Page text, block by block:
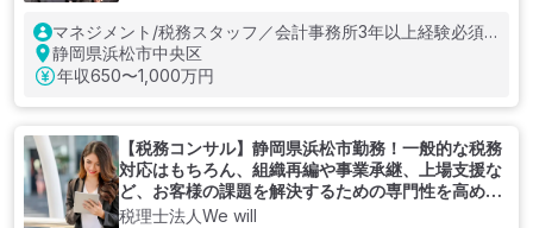
マネジメント/税務スタッフ／会計事務所3年以上経験必須
／静岡県浜松市勤務
静岡県浜松市中央区
年収650〜1,000万円
【税務コンサル】静岡県浜松市勤務！一般的な税務
対応はもちろん、組織再編や事業承継、上場支援な
ど、お客様の課題を解決するための専門性を高めて
いくことを大切にする税理士法人
税理士法人We will